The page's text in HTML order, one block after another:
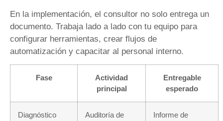
En la implementación, el consultor no solo entrega un
documento. Trabaja lado a lado con tu equipo para
configurar herramientas, crear flujos de
automatización y capacitar al personal interno.
Fase
Actividad
principal
Entregable
esperado
Diagnóstico
Auditoría de
Informe de